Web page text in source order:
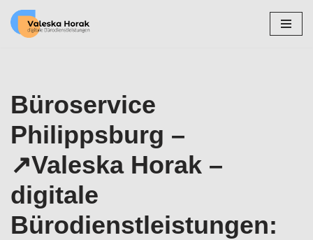
Zum
Büroservice
Philippsburg –
↗️Valeska Horak –
digitale
Bürodienstleistungen: